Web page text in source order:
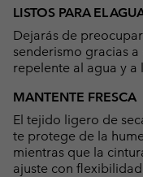
LISTOS PARA EL
Dejarás de
senderismo gracias
repelente al agua y a
MANTENTE FRESCA
El tejido ligero de
te protege de la
mientras que la
ajuste con